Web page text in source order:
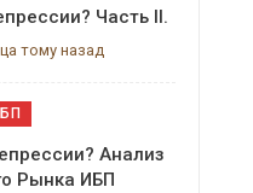
Часть II.
тому назад
Анализ
Рынка ИБП